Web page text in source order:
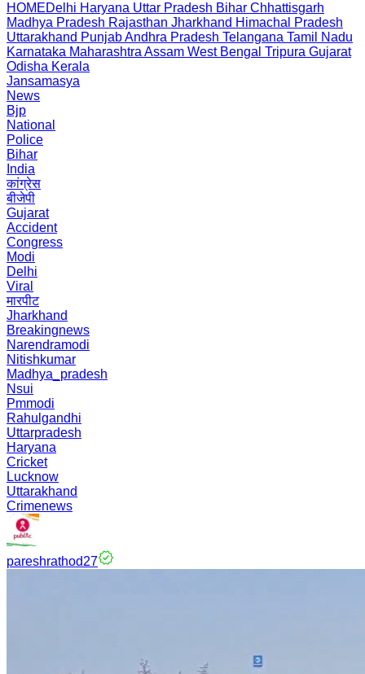
HOMEDelhi Haryana Uttar Pradesh Bihar Chhattisgarh
Madhya Pradesh Rajasthan Jharkhand Himachal Pradesh
Uttarakhand PunjabAndhra Pradesh Telangana Tamil Nadu
Karnataka Maharashtra Assam West Bengal Tripura Gujarat
Odisha Kerala
Jansamasya
News
Bjp
National
Police
Bihar
India
कांग्रेस
बीजेपी
Gujarat
Accident
Congress
Modi
Delhi
Viral
मारपीट
Jharkhand
Breakingnews
Narendramodi
Nitishkumar
Madhya_pradesh
Nsui
Pmmodi
Rahulgandhi
Uttarpradesh
Haryana
Cricket
Lucknow
Uttarakhand
Crimenews
pareshrathod27